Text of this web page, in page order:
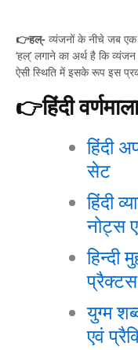
👉हल्- व्यंजनों के नीचे जब
‘हल्’ लगाने का अर्थ है कि
ऐसी स्थिति में इसके रूप इस
👉हिंदी
हिंदी
सेट
हिंदी
नोट्स
हिन्दी
युग्म
एवं